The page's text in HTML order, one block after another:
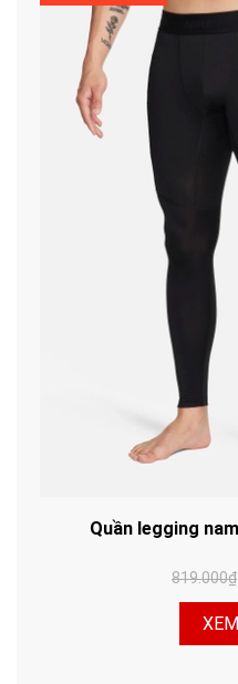
Quần legging
819.000₫